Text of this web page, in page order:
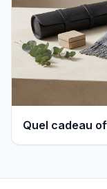
Quel cadeau